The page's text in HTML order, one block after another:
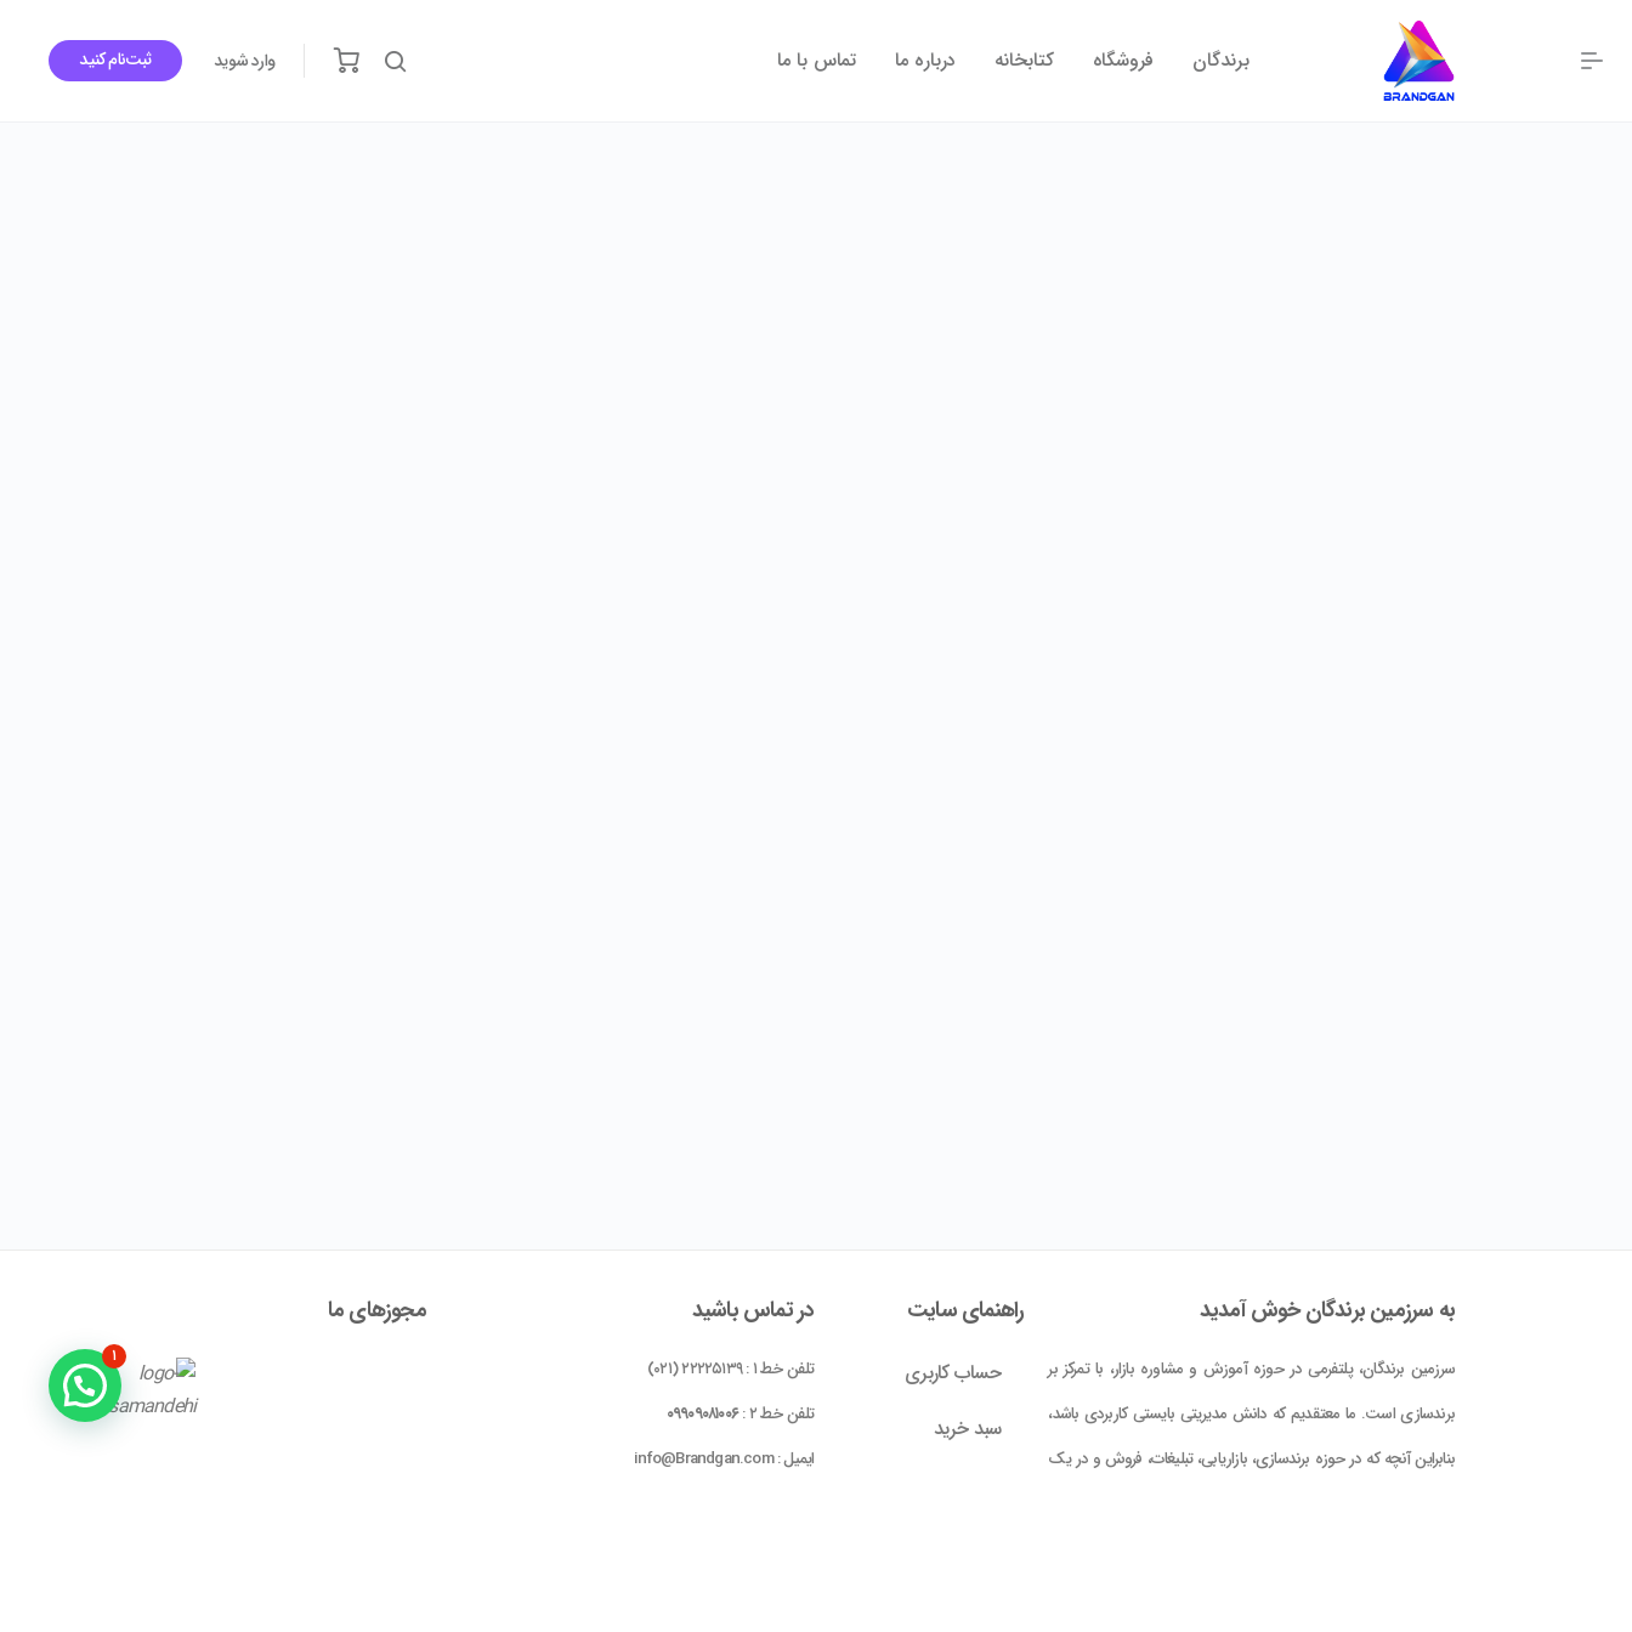
برندگان فروشگاه کتابخانه درباره ما تماس با ما وارد شوید ثبت‌نام کنید
به سرزمین برندگان خوش آمدید
سرزمین برندگان، پلتفرمی در حوزه آموزش و مشاوره بازار، با تمرکز بر
برندسازی است. ما معتقدیم که دانش مدیریتی بایستی کاربردی باشد،
بنابراین آنچه که در حوزه برندسازی، بازاریابی، تبلیغات، فروش و در یک
راهنمای سایت
حساب کاربری
سبد خرید
در تماس باشید
تلفن خط ۱ : ۲۲۲۲۵۱۳۹ (۰۲۱)
تلفن خط ۲ :
۰۹۹۰۹۰۸۱۰۰۶
ایمیل : info@Brandgan.com
مجوز‌های ما
۱